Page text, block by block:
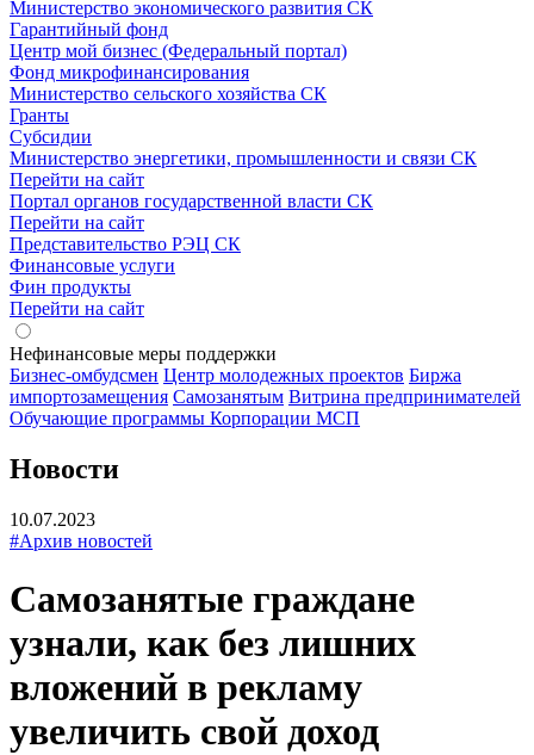
Министерство экономического развития СК
Гарантийный фонд
Центр мой бизнес (Федеральный портал)
Фонд микрофинансирования
Министерство сельского хозяйства СК
Гранты
Субсидии
Министерство энергетики, промышленности и связи СК
Перейти на сайт
Портал органов государственной власти СК
Перейти на сайт
Представительство РЭЦ СК
Финансовые услуги
Фин продукты
Перейти на сайт
Нефинансовые меры поддержки
Бизнес-омбудсмен Центр молодежных проектов Биржа
импортозамещения Cамозанятым Витрина предпринимателей
Обучающие программы Корпорации МСП
Новости
10.07.2023
#Архив новостей
Самозанятые граждане
узнали, как без лишних
вложений в рекламу
увеличить свой доход